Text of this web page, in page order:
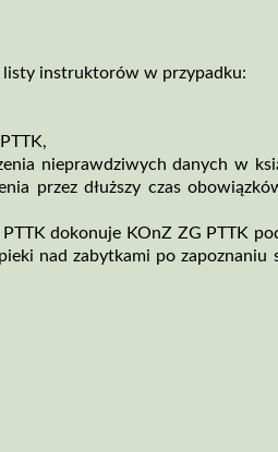
listy instruktorów w przypadku:
nieprawdziwych danych w
przez dłuższy czas
dokonuje KOnZ ZG PTTK
nad zabytkami po